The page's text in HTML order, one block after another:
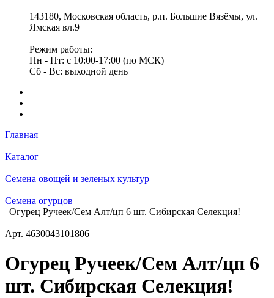
143180, Московская область, р.п. Большие Вязёмы, ул.
Ямская вл.9
Режим работы:
Пн - Пт: с 10:00-17:00 (по МСК)
Сб - Вс: выходной день
Главная
Каталог
Семена овощей и зеленых культур
Семена огурцов
Огурец Ручеек/Сем Алт/цп 6 шт. Сибирская Селекция!
Арт. 4630043101806
Огурец Ручеек/Сем Алт/цп 6
шт. Сибирская Селекция!